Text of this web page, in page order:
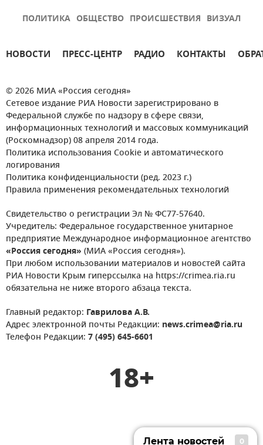
ПОЛИТИКА ОБЩЕСТВО ПРОИСШЕСТВИЯ ВИЗУАЛ
НОВОСТИ ПРЕСС-ЦЕНТР РАДИО КОНТАКТЫ
© 2026 МИА «Россия сегодня»
Сетевое издание РИА Новости зарегистрировано в
Федеральной службе по надзору в сфере связи,
информационных технологий и массовых коммуникаций
(Роскомнадзор) 08 апреля 2014 года.
Политика использования Cookie и автоматического
логирования
Политика конфиденциальности (ред. 2023 г.)
Правила применения рекомендательных технологий
Свидетельство о регистрации Эл № ФС77-57640.
Учредитель: Федеральное государственное унитарное
предприятие Международное информационное агентство
«Россия сегодня» (МИА «Россия сегодня»).
При любом использовании материалов и новостей сайта
РИА Новости Крым гиперссылка на https://crimea.ria.ru
обязательна не ниже второго абзаца текста.
Главный редактор: Гаврилова А.В.
Адрес электронной почты Редакции: news.crimea@ria.ru
Телефон Редакции: 7 (495) 645-6601
18+
Лента новостей 0